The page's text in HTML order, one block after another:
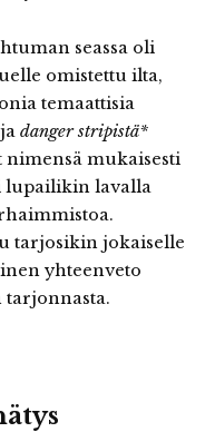
seassa oli
omistettu ilta,
temaattisia
danger stripistä*
nimensä mukaisesti
lupailikin lavalla
tarjosikin jokaiselle
yhteenveto